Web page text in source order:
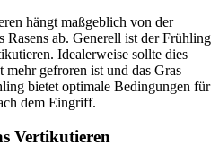
hängt maßgeblich von der
Rasens ab. Generell ist der Frühling
Idealerweise sollte dies
gefroren ist und das Gras
bietet optimale Bedingungen für
dem Eingriff.
Vertikutieren